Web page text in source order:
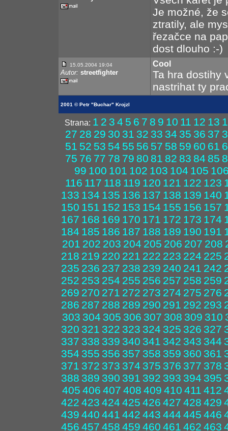
Je možné, že
ztratily, ale
řezačce na
dost dlouho :-)
15.05.2004 19:04
Autor: streetfighter
Cool
Ta hra dostihy
nastrihat ty
2001 © Petr "Buchar" Krojzl
Strana: 1 2 3 4 5 6 7 8 9 10 11 12 13
27 28 29 30 31 32 33 34 35 36 37
51 52 53 54 55 56 57 58 59 60 61
75 76 77 78 79 80 81 82 83 84 85
99 100 101 102 103 104 105
116 117 118 119 120 121 122 123
133 134 135 136 137 138 139 140
150 151 152 153 154 155 156 157
167 168 169 170 171 172 173 174
184 185 186 187 188 189 190 191
201 202 203 204 205 206 207 208
218 219 220 221 222 223 224 225
235 236 237 238 239 240 241 242
252 253 254 255 256 257 258 259
269 270 271 272 273 274 275 276
286 287 288 289 290 291 292 293
303 304 305 306 307 308 309 310
320 321 322 323 324 325 326 327
337 338 339 340 341 342 343 344
354 355 356 357 358 359 360 361
371 372 373 374 375 376 377 378
388 389 390 391 392 393 394 395
405 406 407 408 409 410 411 412
422 423 424 425 426 427 428 429
439 440 441 442 443 444 445 446
456 457 458 459 460 461 462 463